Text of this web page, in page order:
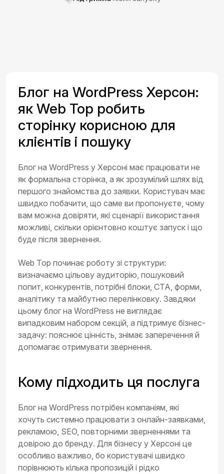
Блог на WordPress Херсон:
як Web Top робить
сторінку корисною для
клієнтів і пошуку
Блог на WordPress у Херсоні має працювати не
як формальна сторінка, а як зрозумілий шлях від
першого знайомства до заявки. Користувач має
швидко побачити, що саме ви пропонуєте, чому
вам можна довіряти, які сценарії використання
можливі, скільки орієнтовно коштує запуск і що
буде після звернення.
Web Top починає роботу зі структури:
визначаємо цільову аудиторію, пошуковий
попит, конкурентів, потрібні блоки, CTA, форми,
аналітику та майбутню перелінковку. Завдяки
цьому блог на WordPress не виглядає
випадковим набором секцій, а підтримує бізнес-
задачу: пояснює цінність, знімає заперечення й
допомагає отримувати звернення.
Кому підходить ця послуга
Блог на WordPress потрібен компаніям, які
хочуть системно працювати з онлайн-заявками,
рекламою, SEO, повторними зверненнями та
довірою до бренду. Для бізнесу у Херсоні це
особливо важливо, бо користувачі швидко
порівнюють кілька пропозицій і рідко